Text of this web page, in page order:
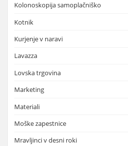
Kolonoskopija samoplačniško
Kotnik
Kurjenje v naravi
Lavazza
Lovska trgovina
Marketing
Materiali
Moške zapestnice
Mravljinci v desni roki